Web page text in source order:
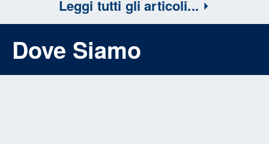
Leggi tutti gli articoli...
Dove Siamo